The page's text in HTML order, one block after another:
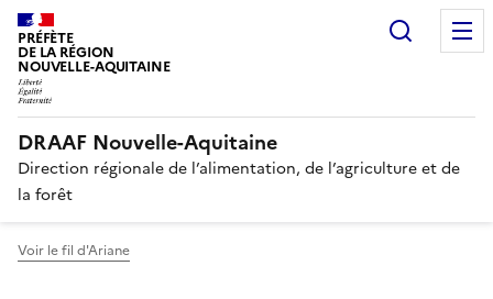
PRÉFÈTE
DE LA RÉGION
NOUVELLE-AQUITAINE
DRAAF Nouvelle-Aquitaine
Direction régionale de l’alimentation, de l’agriculture et de
la forêt
Voir le fil d'Ariane